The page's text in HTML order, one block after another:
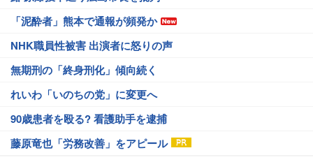
「泥酔者」熊本で通報が頻発か
NHK職員性被害 出演者に怒りの声
無期刑の「終身刑化」傾向続く
れいわ「いのちの党」に変更へ
90歳患者を殴る? 看護助手を逮捕
藤原竜也「労務改善」をアピール